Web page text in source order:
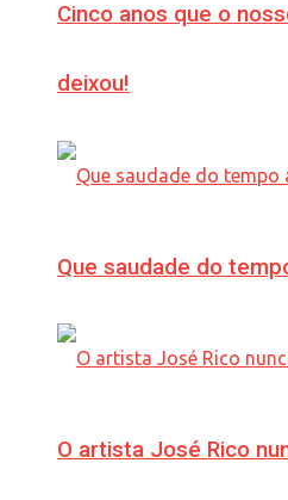
Cinco anos que o
deixou!
Que saudade do
O artista José Rico